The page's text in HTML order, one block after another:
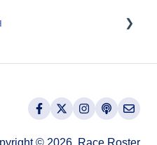
© 2026, Race Roster